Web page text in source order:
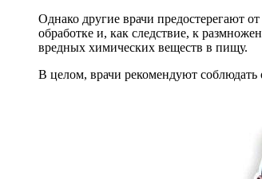
Однако другие врачи предостерегают
обработке и, как следствие, к
вредных химических веществ в пищу.
В целом, врачи рекомендуют соблюдать